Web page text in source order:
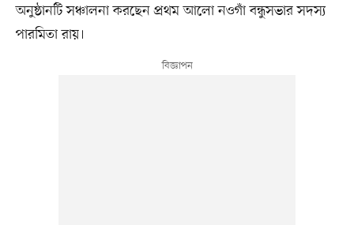
অনুষ্ঠানটি সঞ্চালনা করছেন প্রথম আলো নওগাঁ বন্ধুসভার সদস্য
পারমিতা রায়।